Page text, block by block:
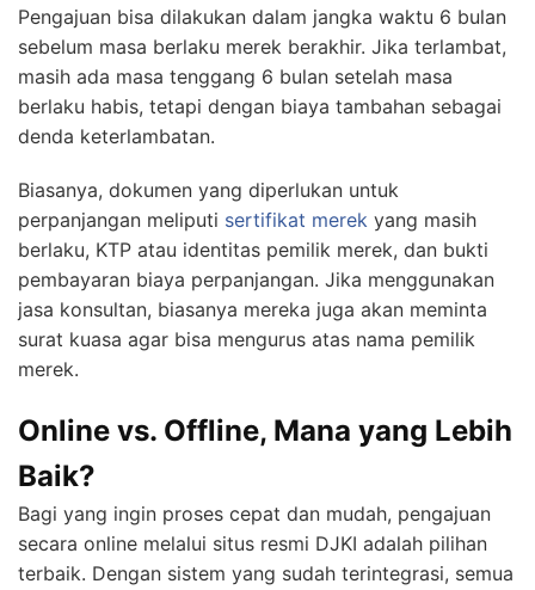
Pengajuan bisa dilakukan dalam jangka waktu 6 bulan
sebelum masa berlaku merek berakhir. Jika terlambat,
masih ada masa tenggang 6 bulan setelah masa
berlaku habis, tetapi dengan biaya tambahan sebagai
denda keterlambatan.
Biasanya, dokumen yang diperlukan untuk
perpanjangan meliputi sertifikat merek yang masih
berlaku, KTP atau identitas pemilik merek, dan bukti
pembayaran biaya perpanjangan. Jika menggunakan
jasa konsultan, biasanya mereka juga akan meminta
surat kuasa agar bisa mengurus atas nama pemilik
merek.
Online vs. Offline, Mana yang Lebih
Baik?
Bagi yang ingin proses cepat dan mudah, pengajuan
secara online melalui situs resmi DJKI adalah pilihan
terbaik. Dengan sistem yang sudah terintegrasi, semua